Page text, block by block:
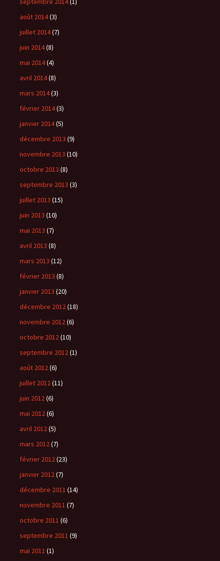
août 2014(3)
juillet 2014(7)
juin 2014(8)
mai 2014(4)
avril 2014(8)
mars 2014(3)
février 2014(3)
janvier 2014(5)
décembre 2013 (9)
novembre 2013 (10)
octobre 2013 (8)
septembre 2013 (3)
juillet 2013 (15)
juin 2013 (10)
mai 2013 (7)
avril 2013 (8)
mars 2013 (12)
février 2013 (8)
janvier 2013 (20)
décembre 2012(18)
novembre 2012(6)
octobre 2012(10)
septembre 2012(1)
août 2012(6)
juillet 2012(11)
juin 2012(6)
mai 2012(6)
avril 2012(5)
mars 2012(7)
février 2012(23)
janvier 2012(7)
décembre 2011 (14)
novembre 2011 (7)
octobre 2011 (6)
septembre 2011 (9)
mai 2011 (1)